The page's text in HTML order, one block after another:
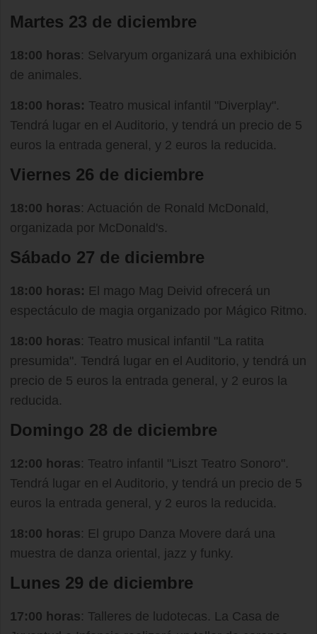
Martes 23 de diciembre
18:00 horas: Selvaryum organizará una exhibición
de animales.
18:00 horas: Teatro musical infantil "Diverplay".
Tendrá lugar en el Auditorio, y tendrá un precio de 5
euros la entrada general, y 2 euros la reducida.
Viernes 26 de diciembre
18:00 horas: Actuación de Ronald McDonald,
organizada por McDonald's.
Sábado 27 de diciembre
18:00 horas: El mago Mag Deivid ofrecerá un
espectáculo de magia organizado por Mágico Ritmo.
18:00 horas: Teatro musical infantil "La ratita
presumida". Tendrá lugar en el Auditorio, y tendrá un
precio de 5 euros la entrada general, y 2 euros la
reducida.
Domingo 28 de diciembre
12:00 horas: Teatro infantil "Liszt Teatro Sonoro".
Tendrá lugar en el Auditorio, y tendrá un precio de 5
euros la entrada general, y 2 euros la reducida.
18:00 horas: El grupo Danza Movere dará una
muestra de danza oriental, jazz y funky.
Lunes 29 de diciembre
17:00 horas: Talleres de ludotecas. La Casa de